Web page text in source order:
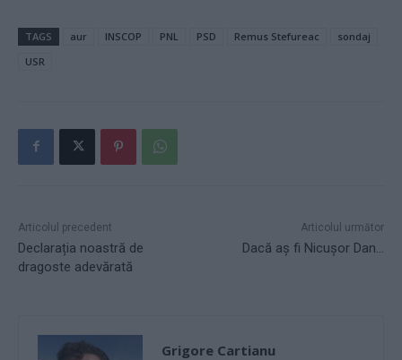
TAGS aur INSCOP PNL PSD Remus Stefureac
sondaj
USR
Articolul precedent
Declarația noastră de
dragoste adevărată
Articolul următor
Dacă aș fi Nicușor Dan…
Grigore Cartianu